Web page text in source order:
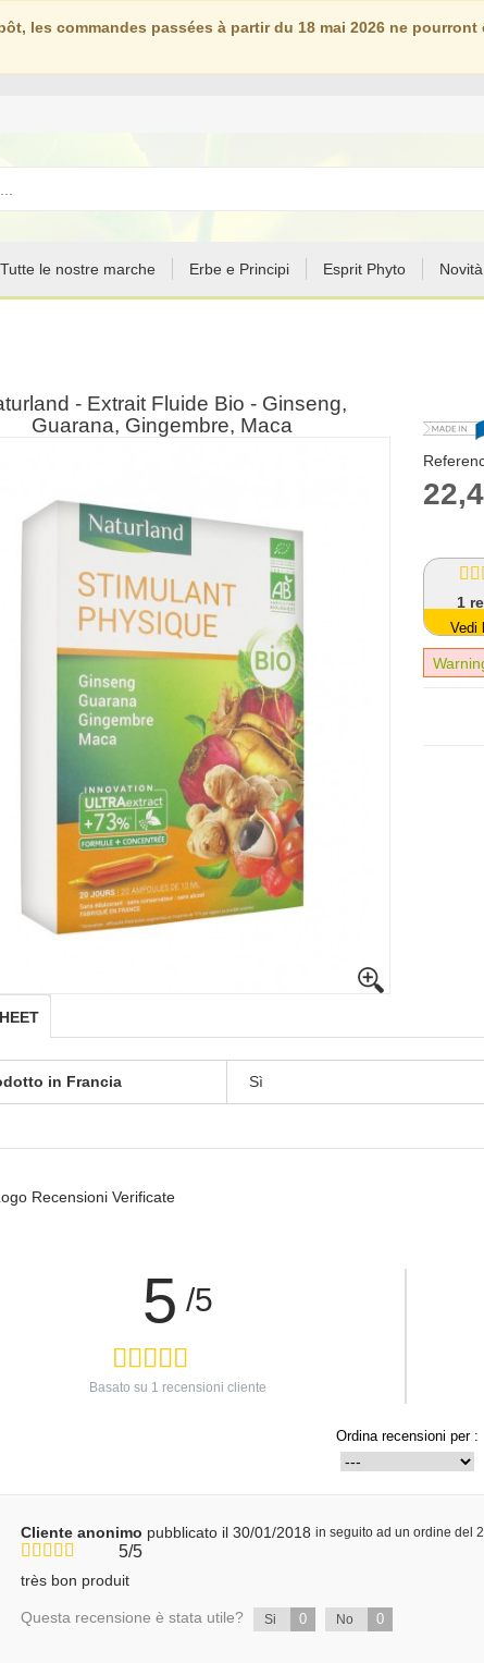
les commandes passées à partir du 18 mai 2026 ne
Tutte le nostre marche Erbe e Principi Esprit Phyto Novità
- Extrait Fluide Bio - Ginseng,
Guarana, Gingembre, Maca
1
Vedi
in Francia Sì
5 /5
Basato su 1 recensioni cliente
Ordina recensioni per :
Cliente anonimo pubblicato il 30/01/2018 in seguito ad un ordine del
5/5
très bon produit
Questa recensione è stata utile? Si 0 No 0